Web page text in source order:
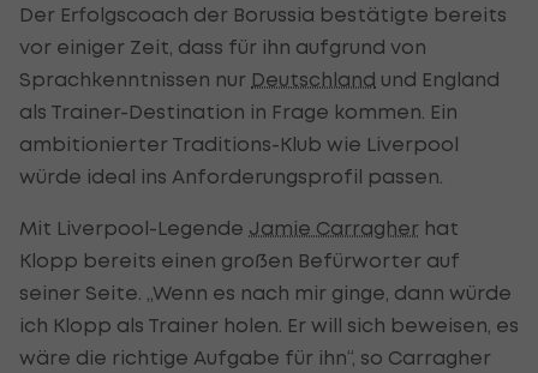
Der Erfolgscoach der Borussia bestätigte bereits
vor einiger Zeit, dass für ihn aufgrund von
Sprachkenntnissen nur Deutschland und England
als Trainer-Destination in Frage kommen. Ein
ambitionierter Traditions-Klub wie Liverpool
würde ideal ins Anforderungsprofil passen.
Mit Liverpool-Legende Jamie Carragher hat
Klopp bereits einen großen Befürworter auf
seiner Seite. „Wenn es nach mir ginge, dann würde
ich Klopp als Trainer holen. Er will sich beweisen, es
wäre die richtige Aufgabe für ihn“, so Carragher